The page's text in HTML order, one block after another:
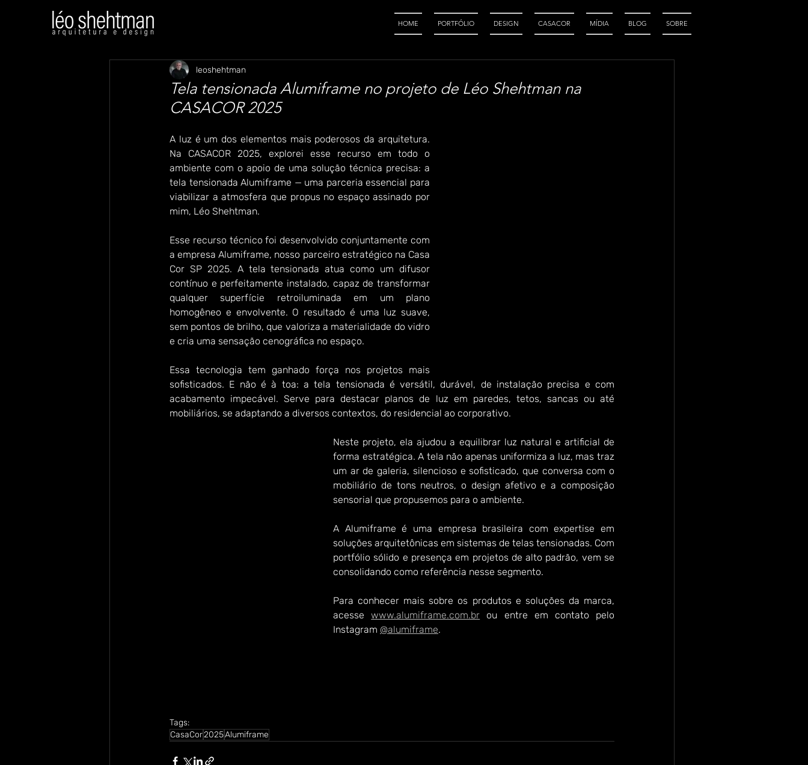
HOME PORTFÓLIO DESIGN CASACOR MÍDIA BLOG SOBRE
Tela tensionada Alumiframe no projeto de Léo Shehtman na
CASACOR 2025
leoshehtman
A luz é um dos elementos mais poderosos da arquitetura.
Na CASACOR 2025, explorei esse recurso em todo o
ambiente com o apoio de uma solução técnica precisa: a
tela tensionada Alumiframe — uma parceria essencial para
viabilizar a atmosfera que propus no espaço assinado por
mim, Léo Shehtman.
Esse recurso técnico foi desenvolvido conjuntamente com
a empresa Alumiframe, nosso parceiro estratégico na Casa
Cor SP 2025. A tela tensionada atua como um difusor
contínuo e perfeitamente instalado, capaz de transformar
qualquer superfície retroiluminada em um plano
homogêneo e envolvente. O resultado é uma luz suave,
sem pontos de brilho, que valoriza a materialidade do vidro
e cria uma sensação cenográfica no espaço.
Essa tecnologia tem ganhado força nos projetos mais
sofisticados. E não é à toa: a tela tensionada é versátil, durável, de instalação precisa e com
acabamento impecável. Serve para destacar planos de luz em paredes, tetos, sancas ou até
mobiliários, se adaptando a diversos contextos, do residencial ao corporativo.
Neste projeto, ela ajudou a equilibrar luz natural e artificial de
forma estratégica. A tela não apenas uniformiza a luz, mas traz
um ar de galeria, silencioso e sofisticado, que conversa com o
mobiliário de tons neutros, o design afetivo e a composição
sensorial que propusemos para o ambiente.
A Alumiframe é uma empresa brasileira com expertise em
soluções arquitetônicas em sistemas de telas tensionadas. Com
portfólio sólido e presença em projetos de alto padrão, vem se
consolidando como referência nesse segmento.
Para conhecer mais sobre os produtos e soluções da marca,
acesse www.alumiframe.com.br ou entre em contato pelo
Instagram @alumiframe.
Tags:
CasaCor2025Alumiframe